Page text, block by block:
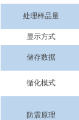
处理样品量
显示方式
储存数据
循化模式
防震原理